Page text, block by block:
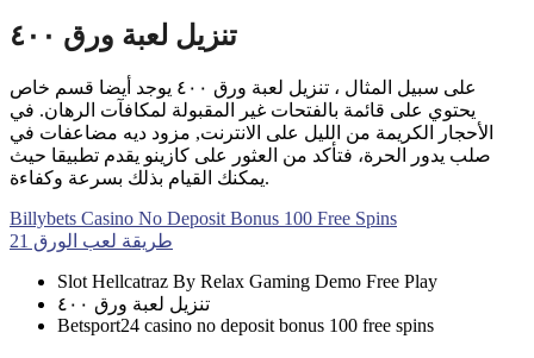
تنزيل لعبة ورق ٤٠٠
على سبيل المثال ، تنزيل لعبة ورق ٤٠٠ يوجد أيضا قسم خاص
يحتوي على قائمة بالفتحات غير المقبولة لمكافآت الرهان. في
الأحجار الكريمة من الليل على الانترنت, مزود ديه مضاعفات في
صلب يدور الحرة، فتأكد من العثور على كازينو يقدم تطبيقا حيث
يمكنك القيام بذلك بسرعة وكفاءة.
Billybets Casino No Deposit Bonus 100 Free Spins
طريقة لعب الورق 21
Slot Hellcatraz By Relax Gaming Demo Free Play
تنزيل لعبة ورق ٤٠٠
Betsport24 casino no deposit bonus 100 free spins